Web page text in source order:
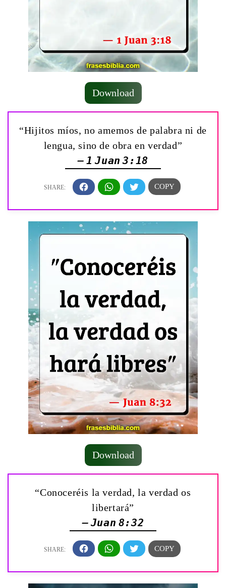
Download
“Hijitos míos, no amemos de palabra ni de
lengua, sino de obra en verdad”
— 1 Juan 3:18
Download
“Conoceréis la verdad, la verdad os
libertará”
— Juan 8:32